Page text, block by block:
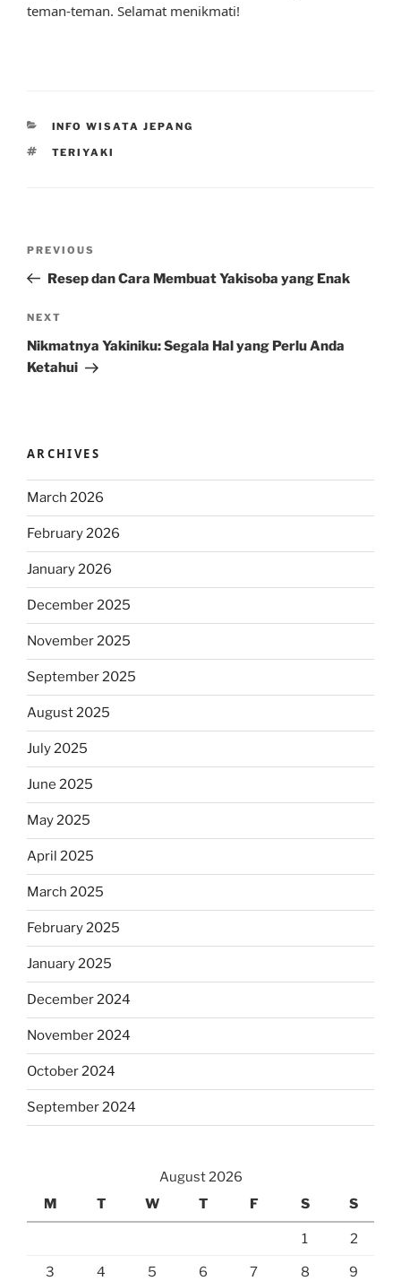
teman-teman. Selamat menikmati!
CATEGORIES
INFO WISATA JEPANG
TAGS
TERIYAKI
Previous
Post
PREVIOUS
Resep dan Cara Membuat Yakisoba yang Enak
Next
Post
NEXT
Nikmatnya Yakiniku: Segala Hal yang Perlu Anda
Ketahui
ARCHIVES
March 2026
February 2026
January 2026
December 2025
November 2025
September 2025
August 2025
July 2025
June 2025
May 2025
April 2025
March 2025
February 2025
January 2025
December 2024
November 2024
October 2024
September 2024
August 2026
M
T W T F S S
1 2
3 4 5 6 7 8 9